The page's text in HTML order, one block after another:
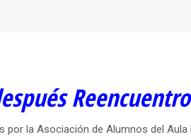
la Asociación de Alumnos del